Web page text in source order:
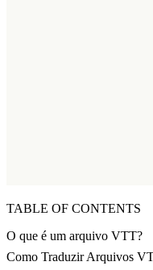
TABLE OF CONTENTS
O que é um arquivo VTT?
Como Traduzir Arquivos